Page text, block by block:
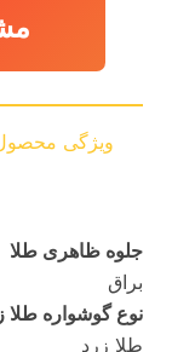
ویژگی
جلوه ظاهری طلا
براق
نوع گوشواره طلا
طلا زرد